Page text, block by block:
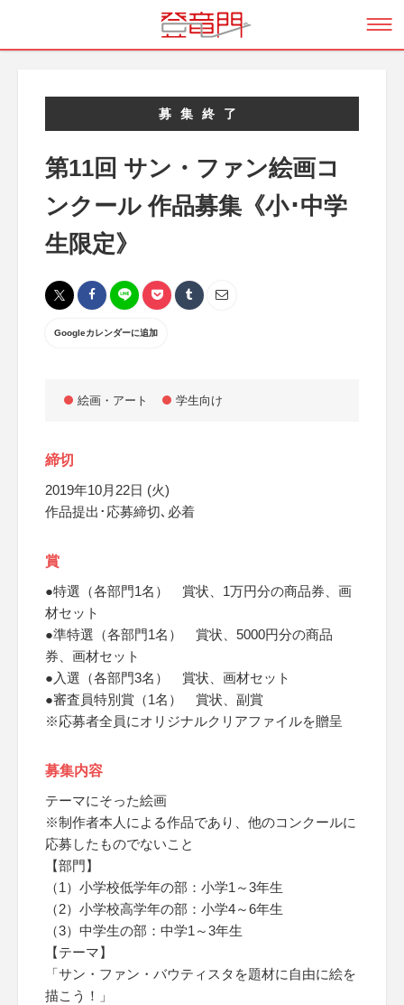
募集終了
第11回 サン・ファン絵画コ
ンクール 作品募集《小･中学
生限定》
Googleカレンダーに追加
絵画・アート 学生向け
締切
2019年10月22日 (火)
作品提出･応募締切､必着
賞
●特選（各部門1名） 賞状、1万円分の商品券、画
材セット
●準特選（各部門1名） 賞状、5000円分の商品
券、画材セット
●入選（各部門3名） 賞状、画材セット
●審査員特別賞（1名） 賞状、副賞
※応募者全員にオリジナルクリアファイルを贈呈
募集内容
テーマにそった絵画
※制作者本人による作品であり、他のコンクールに
応募したものでないこと
【部門】
（1）小学校低学年の部：小学1～3年生
（2）小学校高学年の部：小学4～6年生
（3）中学生の部：中学1～3年生
【テーマ】
「サン・ファン・バウティスタを題材に自由に絵を
描こう！」